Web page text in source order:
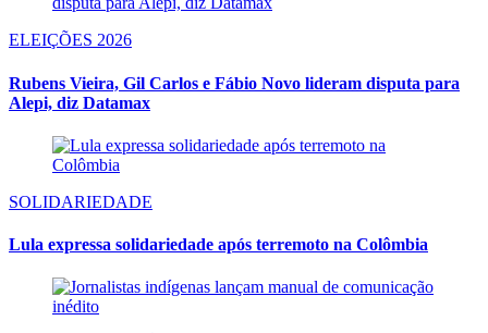
ELEIÇÕES 2026
Rubens Vieira, Gil Carlos e Fábio Novo lideram disputa para
Alepi, diz Datamax
SOLIDARIEDADE
Lula expressa solidariedade após terremoto na Colômbia